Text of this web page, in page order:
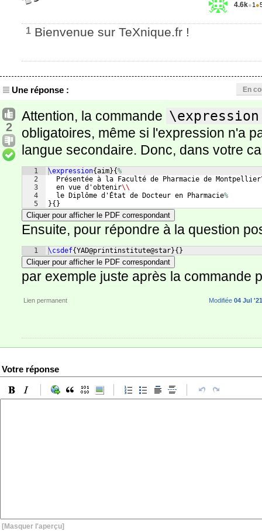
4.6k●1 ●
1 Bienvenue sur TeXnique.fr !
Une réponse : En
2
Attention, la commande \expression
obligatoires, même si l'expression n'a
langue secondaire. Donc, dans votre
1
2
3
4
5
\expression{aim}{%
  Présentée à la Faculté de Pharmacie de Montpellier
  en vue d'obtenir
\\
  le Diplôme d'État de Docteur en Pharmacie
%
}{ }
Cliquer pour afficher le PDF correspondant
Ensuite, pour répondre à la question
1 \csdef{YAD@printinstitute@star}{ }
Cliquer pour afficher le PDF correspondant
par exemple juste après la commande
Lien permanent Modifiée 04 Jul
Votre réponse
[Masquer l'aperçu]